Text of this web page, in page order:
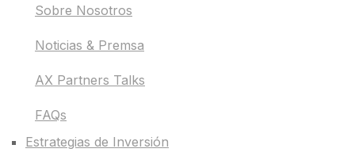
Sobre Nosotros
Noticias & Premsa
AX Partners Talks
FAQs
Estrategias de Inversión